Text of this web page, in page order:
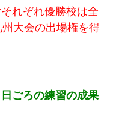
れぞれ優勝校は全
大会の出場権を得
ごろの練習の成果